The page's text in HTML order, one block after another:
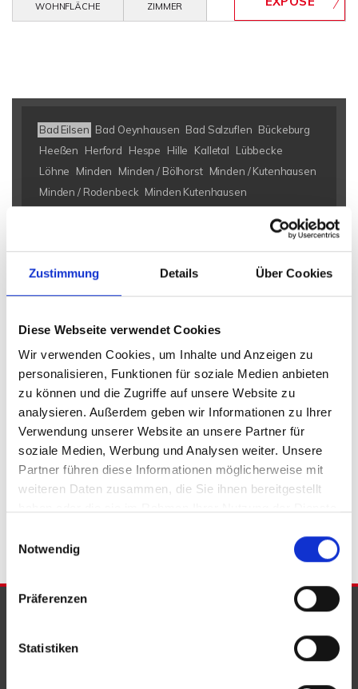
Zustimmung Details Über Cookies
Diese Webseite verwendet Cookies
Wir verwenden Cookies, um Inhalte und Anzeigen zu
personalisieren, Funktionen für soziale Medien anbieten
zu können und die Zugriffe auf unsere Website zu
analysieren. Außerdem geben wir Informationen zu Ihrer
Verwendung unserer Website an unsere Partner für
soziale Medien, Werbung und Analysen weiter. Unsere
Partner führen diese Informationen möglicherweise mit
weiteren Daten zusammen, die Sie ihnen bereitgestellt
Notwendig
Präferenzen
Statistiken
WOHNFLÄCHE
ZIMMER
Bad Eilsen Bad Oeynhausen Bad Salzuflen Bückeburg
Heeßen
Herford Hespe Hille Kalletal
Lübbecke
Löhne
Minden Minden / Bölhorst Minden / Kutenhausen
Minden / Rodenbeck Minden Kutenhausen
Petershagen / Friedewalde Porta Westfalica
Porta Westfalica / Barkhausen
Porta Westfalica / Eisbergen
Porta Westfalica / Neesen
Porta Westfalica / Veltheim
Porta Westfalica / Vennebeck Rahden Rinteln Vlotho
Eigentumswohnungen Bad Eilsen
Eigentumswohnung Bad
Eilsen
Wohnungen Bad Eilsen
suche Bad Eilsen
Wohnungsanzeigen Bad Eilsen
Wohnung Bad Eilsen
kaufen
Bad Eilsen
Immobilie Bad Eilsen
Immobilien Bad Eilsen
PARTNER & AUSZEICHNUNGEN